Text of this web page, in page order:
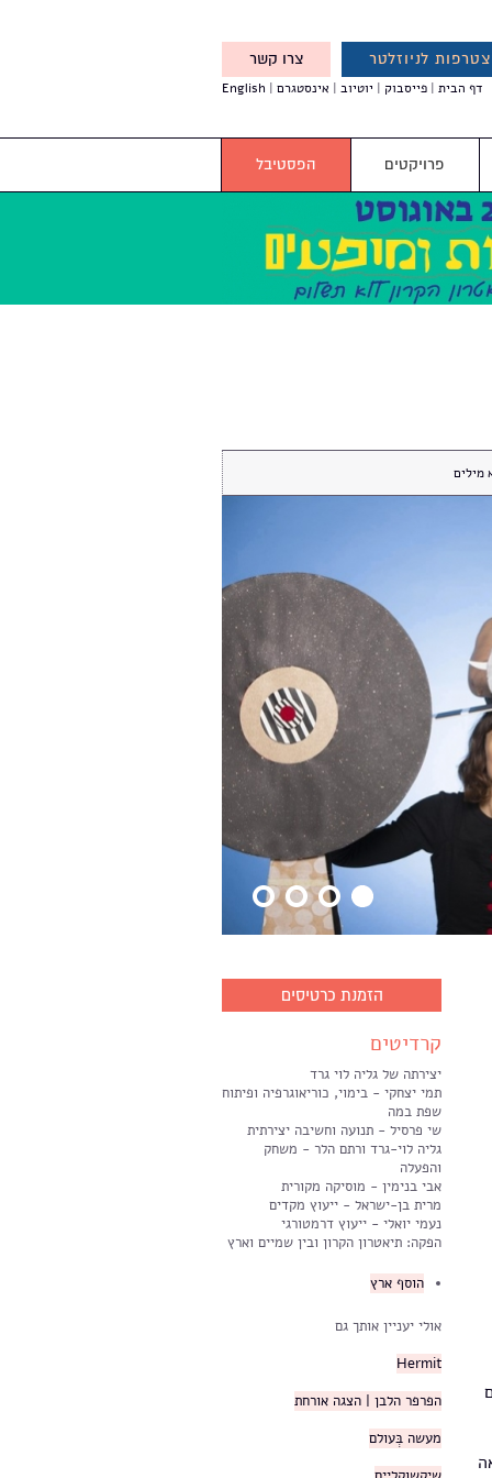
לניוזלטר צרו קשר
והטבות מיוחדות עבורך
דף הבית פייסבוק יוטיוב אינסטגרם English
פרויקטים הפסטיבל
מילים
הזמנת כרטיסים
קרדיטים
יצירתה של גליה לוי גרד
תמי יצחקי - בימוי, כוריאוגרפיה ופיתוח
שפת במה
שי פרסיל - תנועה וחשיבה יצירתית
גליה לוי-גרד ורתם הלר - משחק
והפעלה
אבי בנימין - מוסיקה מקורית
מרית בן-ישראל - ייעוץ מקדים
נעמי יואלי - ייעוץ דרמטורגי
הפקה: תיאטרון הקרון ובין שמיים וארץ
הוסף ארץ
אולי יעניין אותך גם
Hermit
הפרפר הלבן | הצגה אורחת
מעשה בְּעולם